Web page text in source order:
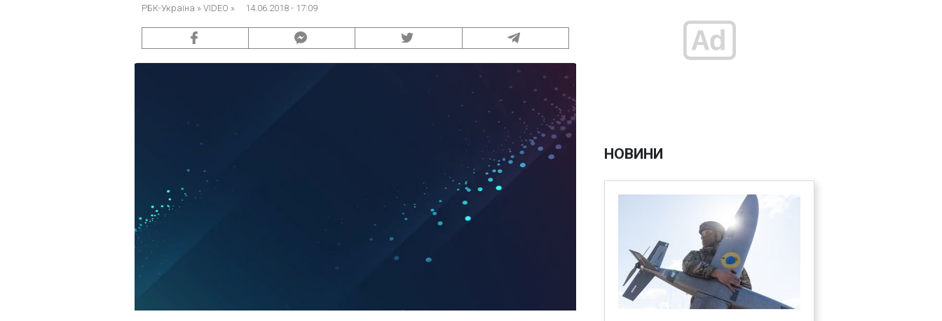
РБК-Україна » VIDEO » 14.06.2018 - 17:09
НОВИНИ